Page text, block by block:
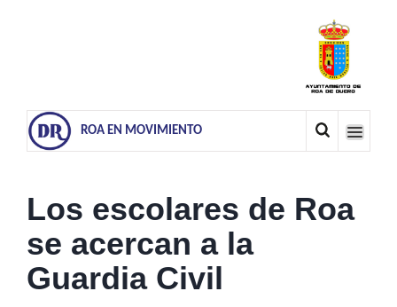
ROA EN MOVIMIENTO
Los escolares de Roa
se acercan a la
Guardia Civil